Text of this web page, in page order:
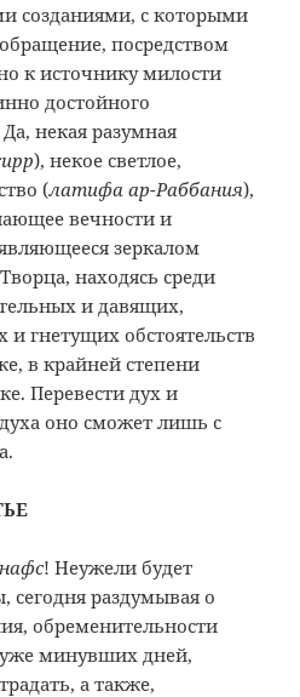
созданиями, с которыми
обращение, посредством
к источнику милости
достойного
некая разумная
), некое светлое,
(латифа ар-Раббания),
вечности и
зеркалом
находясь среди
и давящих,
гнетущих обстоятельств
в крайней степени
Перевести дух и
оно сможет лишь с
нафс! Неужели будет
сегодня раздумывая о
обременительности
уже минувших дней,
а также,